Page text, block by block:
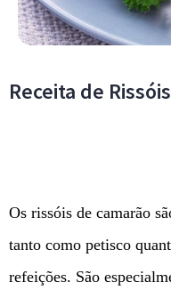
Receita de
Os rissóis de camarão
tanto como petisco
refeições. São